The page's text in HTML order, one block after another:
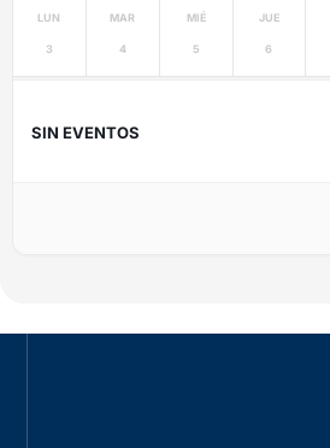
LUN
3
MAR
4
MIÉ
5
JUE
6
SIN EVENTOS